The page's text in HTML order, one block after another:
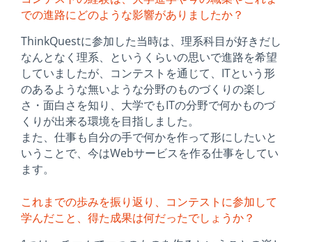
での進路にどのような影響がありましたか？
ThinkQuestに参加した当時は、理系科目が好きだし
なんとなく理系、というくらいの思いで進路を希望
していましたが、コンテストを通じて、ITという形
のあるような無いような分野のものづくりの楽し
さ・面白さを知り、大学でもITの分野で何かものづ
くりが出来る環境を目指しました。
また、仕事も自分の手で何かを作って形にしたいと
いうことで、今はWebサービスを作る仕事をしてい
ます。
これまでの歩みを振り返り、コンテストに参加して
学んだこと、得た成果は何だったでしょうか？